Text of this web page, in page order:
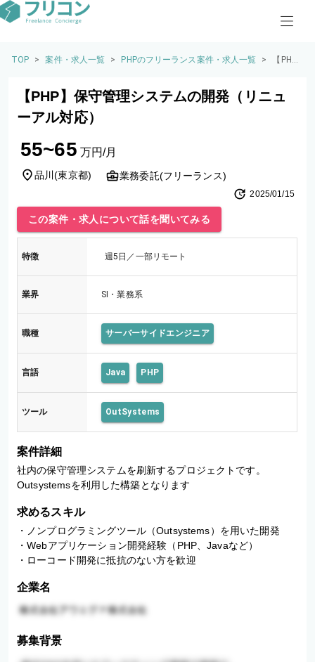
TOP > 案件・求人一覧 > PHPのフリーランス案件・求人一覧 >
【PH
システ
【PHP】保守管理システムの開発（リニュ
ーアル対応）
55~65 万円/月
品川(東京都) 業務委託(フリーランス)
2025/01/15
この案件・求人について話を聞いてみる
特徴 週5日／一部リモート
業界 SI・業務系
職種 サーバーサイドエンジニア
言語 Java PHP
ツール OutSystems
案件詳細
社内の保守管理システムを刷新するプロジェクトです。
Outsystemsを利用した構築となります
求めるスキル
・ノンプログラミングツール（Outsystems）を用いた開発
・Webアプリケーション開発経験（PHP、Javaなど）
・ローコード開発に抵抗のない方を歓迎
企業名
募集背景